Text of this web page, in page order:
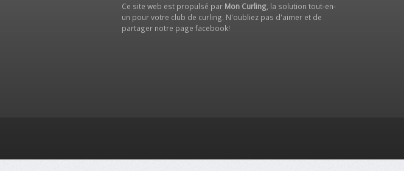
Ce site web est propulsé par Mon Curling, la solution tout-en-
un pour votre club de curling. N'oubliez pas d'aimer et de
partager notre page facebook!